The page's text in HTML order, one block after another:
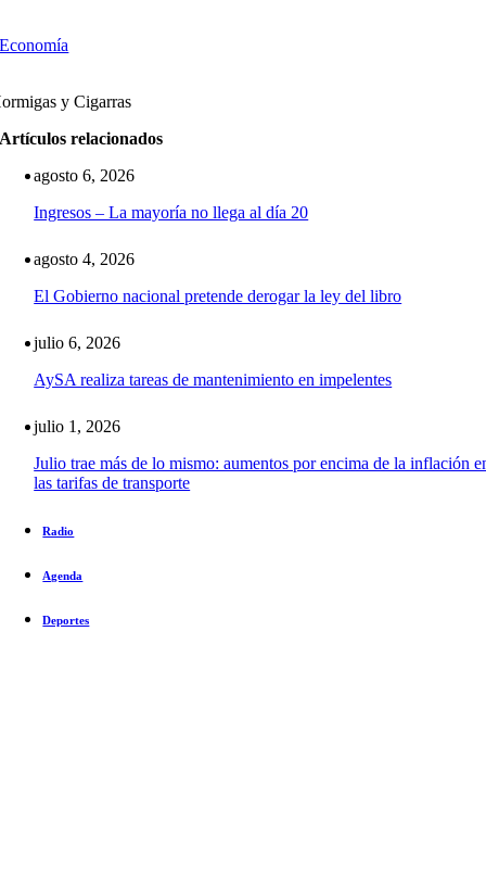
Economía
y Cigarras
Artículos relacionados
agosto 6, 2026
Ingresos – La mayoría no llega al día 20
agosto 4, 2026
El Gobierno nacional pretende derogar la ley del libro
julio 6, 2026
AySA realiza tareas de mantenimiento en impelentes
julio 1, 2026
Julio trae más de lo mismo: aumentos por encima de la inflación
las tarifas de transporte
Radio
Agenda
Deportes